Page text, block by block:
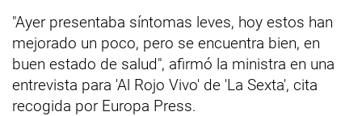
"Ayer presentaba síntomas leves, hoy estos han
mejorado un poco, pero se encuentra bien, en
buen estado de salud", afirmó la ministra en una
entrevista para 'Al Rojo Vivo' de 'La Sexta', cita
recogida por Europa Press.